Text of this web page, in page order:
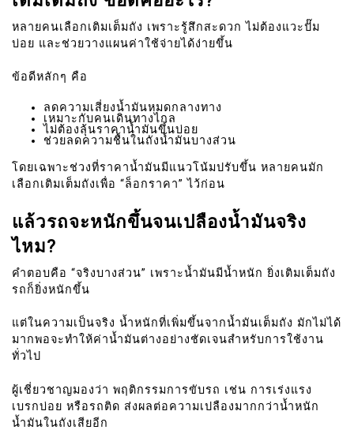
หลายคนเลือกเติมเต็มถัง เพราะรู้สึกสะดวก ไม่ต้องแวะปั๊ม
บ่อย และช่วยวางแผนค่าใช้จ่ายได้ง่ายขึ้น
ข้อดีหลักๆ คือ
ลดความเสี่ยงน้ำมันหมดกลางทาง
เหมาะกับคนเดินทางไกล
ไม่ต้องลุ้นราคาน้ำมันขึ้นบ่อย
ช่วยลดความชื้นในถังน้ำมันบางส่วน
โดยเฉพาะช่วงที่ราคาน้ำมันมีแนวโน้มปรับขึ้น หลายคนมัก
เลือกเติมเต็มถังเพื่อ “ล็อกราคา” ไว้ก่อน
แล้วรถจะหนักขึ้นจนเปลืองน้ำมันจริง
ไหม?
คำตอบคือ “จริงบางส่วน” เพราะน้ำมันมีน้ำหนัก ยิ่งเติมเต็มถัง
รถก็ยิ่งหนักขึ้น
แต่ในความเป็นจริง น้ำหนักที่เพิ่มขึ้นจากน้ำมันเต็มถัง มักไม่ได้
มากพอจะทำให้ค่าน้ำมันต่างอย่างชัดเจนสำหรับการใช้งาน
ทั่วไป
ผู้เชี่ยวชาญมองว่า พฤติกรรมการขับรถ เช่น การเร่งแรง
เบรกบ่อย หรือรถติด ส่งผลต่อความเปลืองมากกว่าน้ำหนัก
น้ำมันในถังเสียอีก